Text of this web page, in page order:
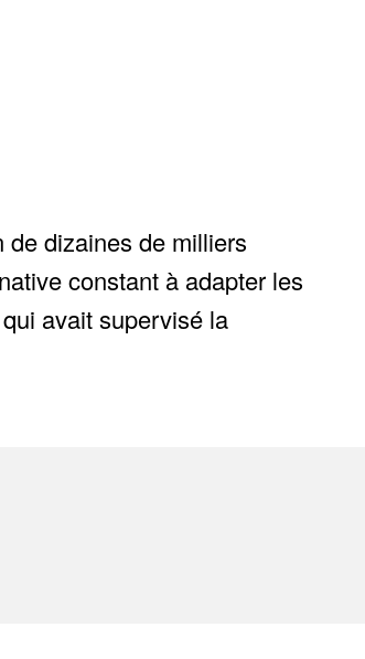
de dizaines de milliers
constant à adapter les
avait supervisé la